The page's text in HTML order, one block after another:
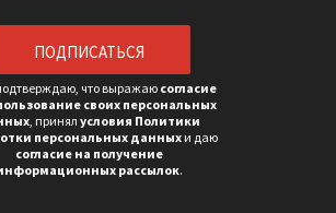
что выражаю согласие
своих персональных
, принял условия Политики
персональных данныхи даю
согласие на получение
рассылок.